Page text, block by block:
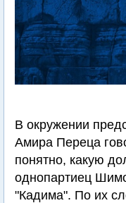
В окружении
Амира Переца
понятно, какую
однопартиец
"Кадима". По их